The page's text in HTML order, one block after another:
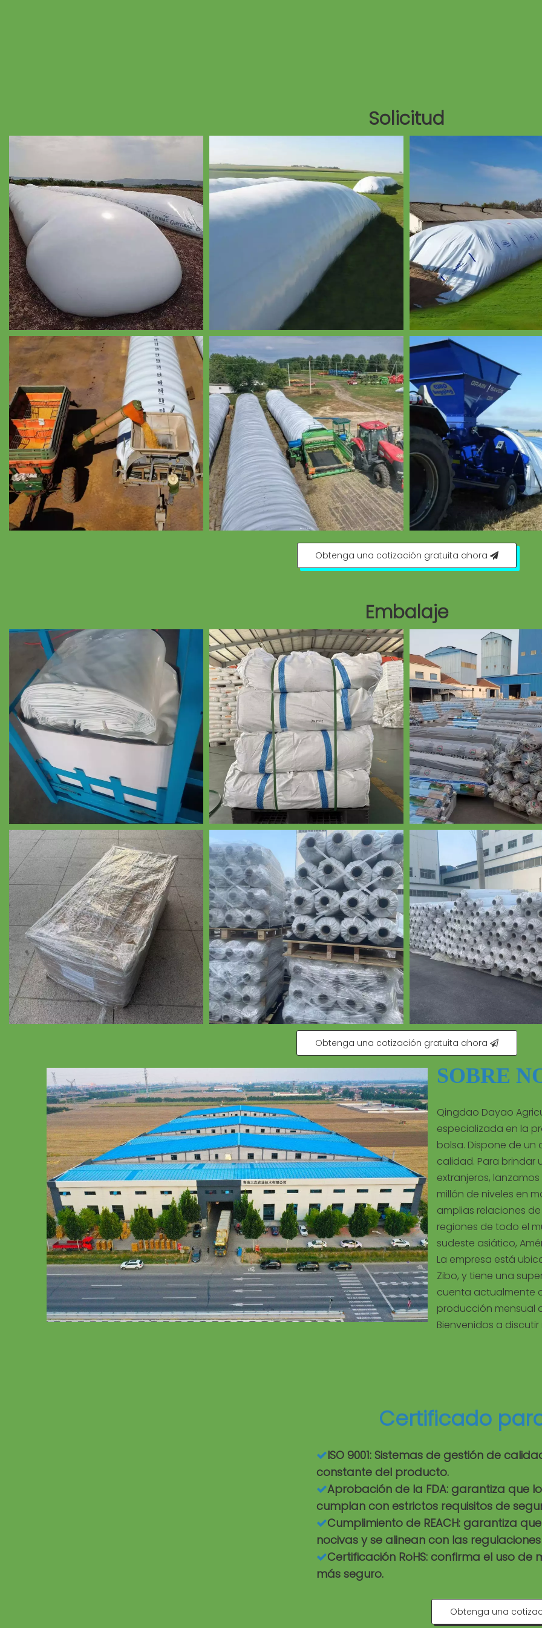
Solicitud
Obtenga una cotización gratuita ahora
Embalaje
Obtenga una cotización gratuita ahora
SOBRE
Qingdao Dayao
especializada en la
bolsa. Dispone de
calidad. Para brindar
extranjeros,
millón de niveles en
amplias relaciones
regiones de todo el
sudeste asiático,
La empresa está
Zibo, y tiene una
cuenta actualmente
producción mensual
Bienvenidos a
Certificado
ISO 9001: Sistemas de gestión de
constante del producto.
Aprobación de la FDA: garantiza que
cumplan con estrictos requisitos de
Cumplimiento de REACH: garantiza
nocivas y se alinean con las regulaciones
Certificación RoHS: confirma el uso
más seguro.
Obtenga una